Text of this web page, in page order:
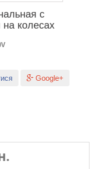
с
колесах
Google+